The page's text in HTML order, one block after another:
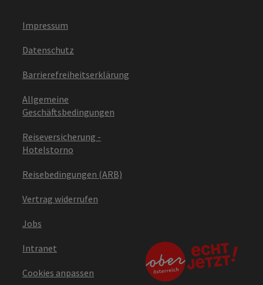
Impressum
Datenschutz
Barrierefreiheitserklärung
Allgemeine
Geschäftsbedingungen
Reiseversicherung -
Hotelstorno
Reisebedingungen (ARB)
Vertrag widerrufen
Jobs
Intranet
Cookies anpassen